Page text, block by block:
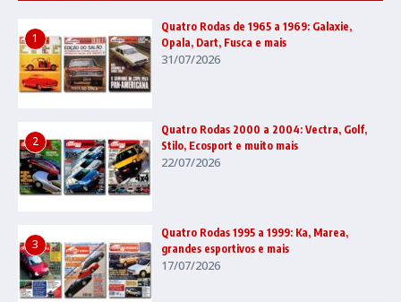
1
Quatro Rodas de 1965 a 1969: Galaxie,
Opala, Dart, Fusca e mais
31/07/2026
2
Quatro Rodas 2000 a 2004: Vectra, Golf,
Stilo, Ecosport e muito mais
22/07/2026
3
Quatro Rodas 1995 a 1999: Ka, Marea,
grandes esportivos e mais
17/07/2026